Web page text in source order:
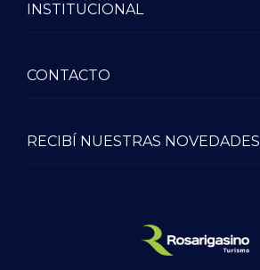
RECIBÍ NUESTRAS NOVEDADES
INSTITUCIONAL
CONTACTO